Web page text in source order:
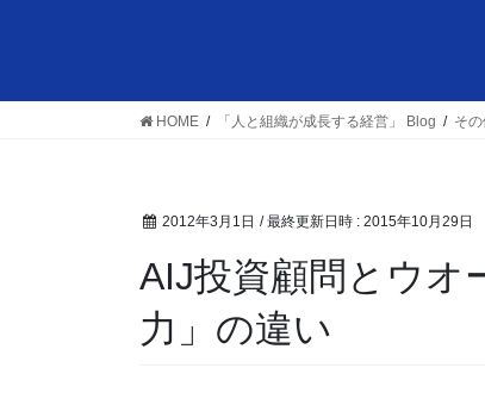
HOME 「人と組織が成長する経営」 Blog そ
2012年3月1日 / 最終更新日時 : 2015年10月29日
AIJ投資顧問とウ
力」の違い